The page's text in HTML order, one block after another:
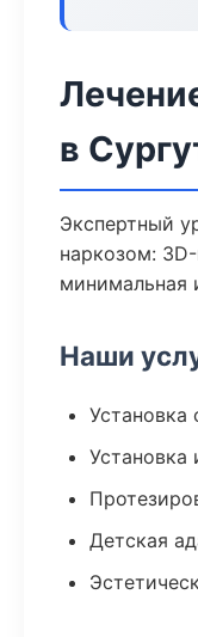
в
Экспертный
наркозом:
минимальная
Наши
Установка
Установка
Детская